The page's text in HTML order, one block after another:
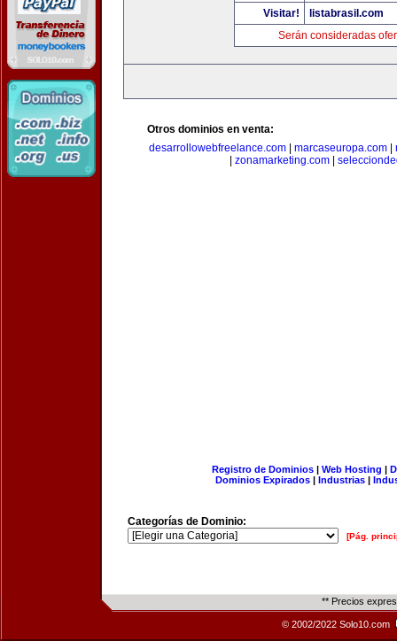
Visitar!
listabrasil.com
Serán consideradas
Otros dominios en venta:
desarrollowebfreelance.com| marcaseuropa.com|
zonamarketing.com
Registro de Dominios| Web Hosting |
Dominios Expirados | Industrias |
Categorías de Dominio:
[Pág.
** Precios
© 2002/2022 Solo10.com